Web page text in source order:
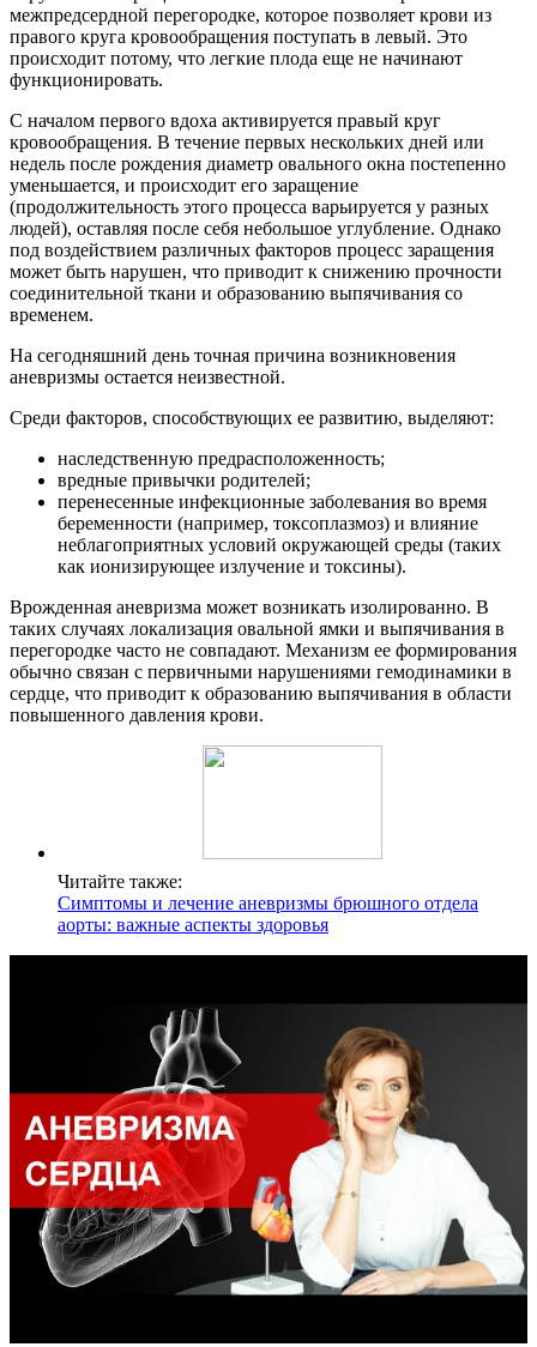
межпредсердной перегородке, которое позволяет крови из
правого круга кровообращения поступать в левый. Это
происходит потому, что легкие плода еще не начинают
функционировать.
С началом первого вдоха активируется правый круг
кровообращения. В течение первых нескольких дней или
недель после рождения диаметр овального окна постепенно
уменьшается, и происходит его заращение
(продолжительность этого процесса варьируется у разных
людей), оставляя после себя небольшое углубление. Однако
под воздействием различных факторов процесс заращения
может быть нарушен, что приводит к снижению прочности
соединительной ткани и образованию выпячивания со
временем.
На сегодняшний день точная причина возникновения
аневризмы остается неизвестной.
Среди факторов, способствующих ее развитию, выделяют:
наследственную предрасположенность;
вредные привычки родителей;
перенесенные инфекционные заболевания во время
беременности (например, токсоплазмоз) и влияние
неблагоприятных условий окружающей среды (таких
как ионизирующее излучение и токсины).
Врожденная аневризма может возникать изолированно. В
таких случаях локализация овальной ямки и выпячивания в
перегородке часто не совпадают. Механизм ее формирования
обычно связан с первичными нарушениями гемодинамики в
сердце, что приводит к образованию выпячивания в области
повышенного давления крови.
Читайте также:
Симптомы и лечение аневризмы брюшного отдела
аорты: важные аспекты здоровья